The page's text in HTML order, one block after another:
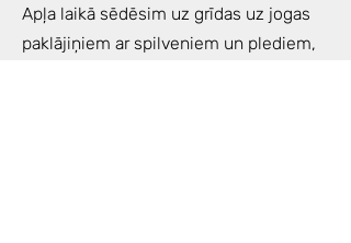
Apļa laikā sēdēsim uz grīdas uz jogas
paklājiņiem ar spilveniem un plediem,